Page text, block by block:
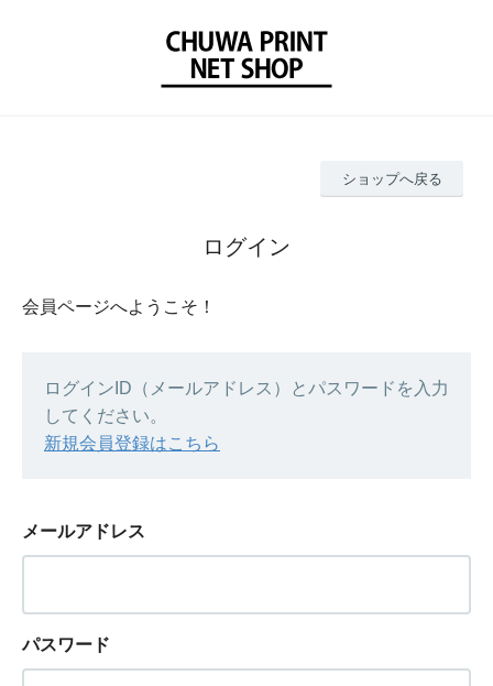
ショップへ戻る
ログイン
会員ページへようこそ！
ログインID（メールアドレス）とパスワードを入力
してください。
新規会員登録はこちら
メールアドレス
パスワード